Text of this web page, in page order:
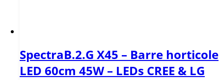
SpectraB.2.G X45 – Barre horticole
LED 60cm 45W – LEDs CREE & LG